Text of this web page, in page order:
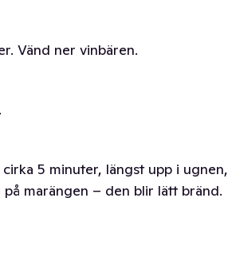
Vänd ner vinbären.
5 minuter, längst upp i ugnen,
marängen – den blir lätt bränd.